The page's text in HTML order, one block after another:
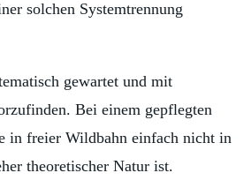
solchen Systemtrennung
gewartet und mit
Bei einem gepflegten
in freier Wildbahn einfach nicht in
theoretischer Natur ist.